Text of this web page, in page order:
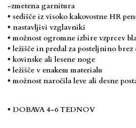
-zmetena garnitura
• sedišče iz visoko kakovostne HR
• nastavljivi vzglavniki
• možnost ogromne izbire vzprcev
• ležišče in predal za posteljnino brez
• kovinske ali lesene noge
• ležišče v enakem materialu
• možnost naročila leve ali desne
• DOBAVA 4-6 TEDNOV